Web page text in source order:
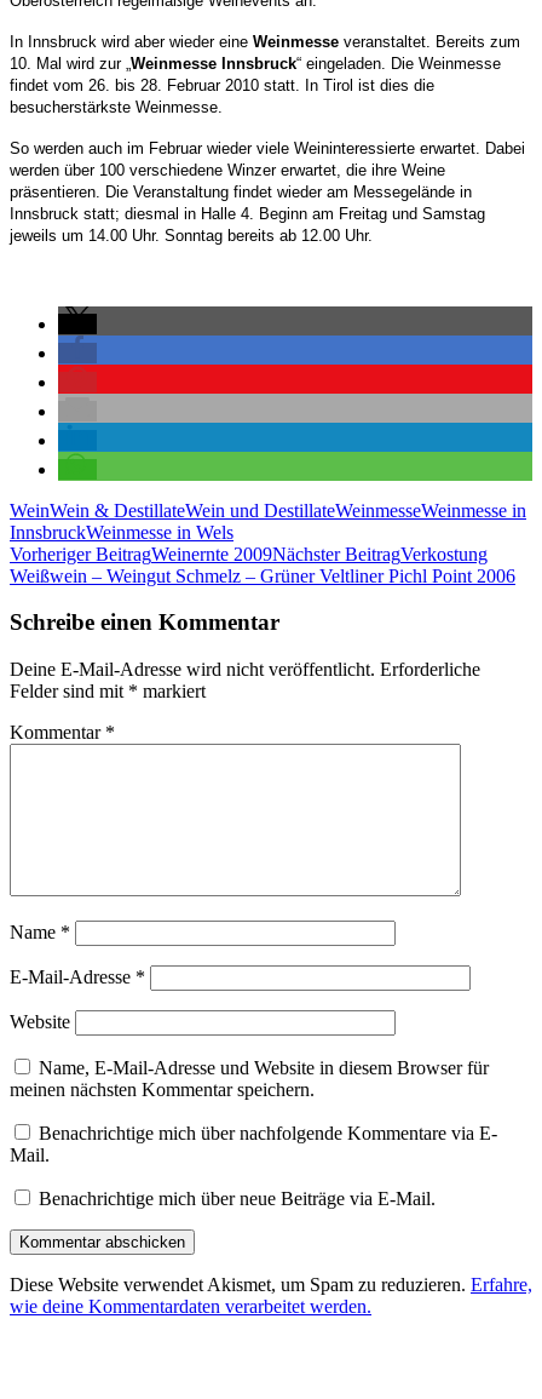
In Innsbruck wird aber wieder eine Weinmesse veranstaltet. Bereits zum
10. Mal wird zur Weinmesse Innsbruck“ eingeladen. Die Weinmesse
findet vom 26. bis 28. Februar 2010 statt. In Tirol ist dies die
besucherstärkste Weinmesse.
So werden auch im Februar wieder viele Weininteressierte erwartet. Dabei
werden über 100 verschiedene Winzer erwartet, die ihre Weine
präsentieren. Die Veranstaltung findet wieder am Messegelände in
Innsbruck statt; diesmal in Halle 4. Beginn am Freitag und Samstag
jeweils um 14.00 Uhr. Sonntag bereits ab 12.00 Uhr.
WeinWein & DestillateWein und DestillateWeinmesseWeinmesse in
InnsbruckWeinmesse in Wels
Beitragsnavigation
Vorheriger BeitragWeinernte 2009Nächster BeitragVerkostung
Weißwein – Weingut Schmelz – Grüner Veltliner Pichl Point 2006
Schreibe einen Kommentar
Deine E-Mail-Adresse wird nicht veröffentlicht. Erforderliche
Felder sind mit * markiert
Kommentar *
Name *
E-Mail-Adresse *
Website
Name, E-Mail-Adresse und Website in diesem Browser für
meinen nächsten Kommentar speichern.
Benachrichtige mich über nachfolgende Kommentare via E-
Mail.
Benachrichtige mich über neue Beiträge via E-Mail.
Diese Website verwendet Akismet, um Spam zu reduzieren. Erfahre,
wie deine Kommentardaten verarbeitet werden.